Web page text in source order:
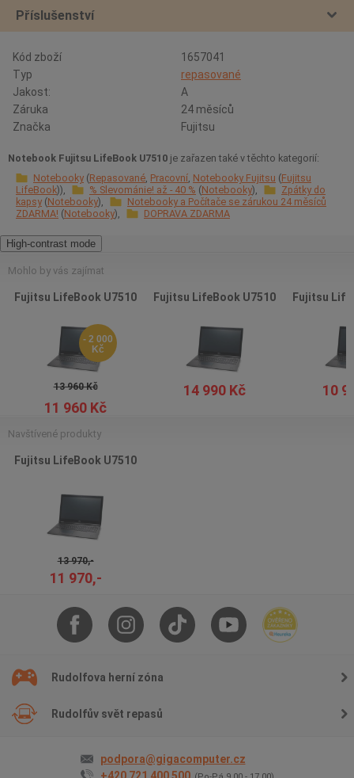
Příslušenství
Kód zboží
1657041
Typ
repasované
Jakost:
A
Záruka
24 měsíců
Značka
Fujitsu
Notebook Fujitsu LifeBook U7510 je zařazen také v těchto kategorií:
Notebooky Repasované Pracovní Notebooky Fujitsu Fujitsu
LifeBook
% Slevománie! až - 40 % Notebooky
Zpátky do
kapsy Notebooky
Notebooky a Počítače se zárukou 24 měsíců
ZDARMA! Notebooky DOPRAVA ZDARMA
High-contrast mode
Mohlo by vás zajímat
Fujitsu LifeBook U7510
- 2 000
Kč
13 960 Kč
11 960 Kč
Fujitsu LifeBook U7510
14 990 Kč
Fujitsu
10
Navštívené produkty
Fujitsu LifeBook U7510
13 970,-
11 970,-
Rudolfova herní zóna
Rudolfův svět repasů
podpora@gigacomputer.cz